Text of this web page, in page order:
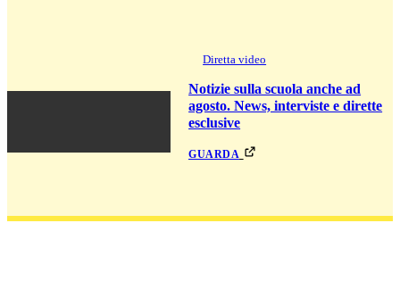
Diretta video
Notizie sulla scuola anche ad
agosto. News, interviste e dirette
esclusive
guarda